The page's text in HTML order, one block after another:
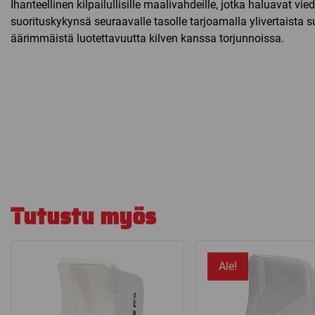
Ihanteellinen kilpailullisille maalivahdeille, jotka haluavat
suorituskykynsä seuraavalle tasolle tarjoamalla ylivertaista
äärimmäistä luotettavuutta kilven kanssa torjunnoissa.
Tutustu myös
Ale!